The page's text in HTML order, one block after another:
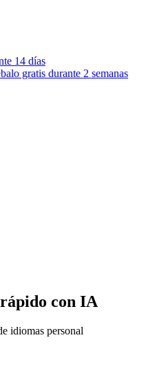
14 días
gratis durante 2 semanas
con IA
idiomas personal